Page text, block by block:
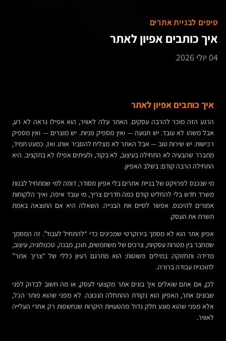
טיפים לבניית אתרים
איך כותבים אפיון לאתר
04 יולי 2026
איך כותבים אפיון לאתר
הרגע הזה מוכר להרבה עסקים. האתר עלה לאוויר, הוא אפילו נראה לא רע,
אבל משהו לא עובד. יש תנועה — ואין מספיק פניות. יש מוצרים — ואין מספיק
רכישות. יש שירות טוב — אבל האתר לא מצליח להסביר אותו. ואז, כמעט תמיד,
מתברר שהבעיה לא התחילה בעיצוב, לא בקוד, ולעיתים אפילו לא בתקציב. היא
התחילה הרבה קודם: בשלב האפיון.
מי שנכנס לפרויקט של בניית אתרים בלי אפיון מסודר, דומה למי שמתחיל לבנות
משרד חדש בלי להחליט קודם כמה חדרים צריך, מי עובד איפה, ואיך הלקוחות
אמורים להיכנס. אפשר לסיים את הבנייה. השאלה היא אם התוצאה באמת
תשרת את העסק.
אפיון אתר הוא לא מסמך בירוקרטי שמכינים כדי “להתחיל לעבוד”. זה המסמך
שמחבר בין מטרות עסקיות, צרכים של משתמשים, תוכן, מבנה, טכנולוגיה, עיצוב,
מדידה ותחזוקה. במילים פשוטות: הוא מתרגם רעיון כללי של “צריך אתר”
לתוכנית עבודה ברורה.
לכן, אם אתם שואלים איך בונים אתר מקצועי לעסק, או מה חשוב לבדוק לפני
שבונים אתר, האפיון הוא נקודת ההתחלה הנכונה. לא מפני שהוא פותר הכל,
אלא מפני שהוא מונע חלק גדול מהטעויות היקרות שנחשפות רק אחרי העלייה
לאוויר.